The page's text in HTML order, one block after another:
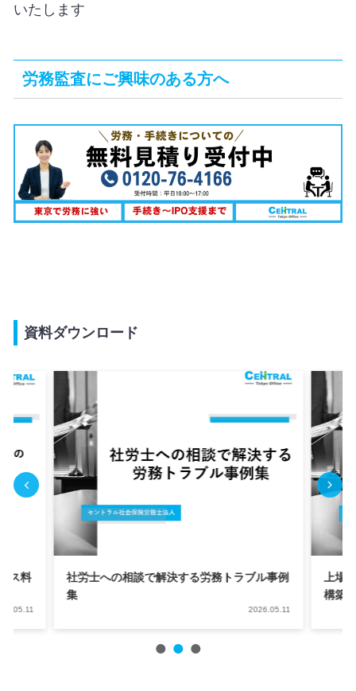
いたします
労務監査にご興味のある方へ
資料ダウンロード
事例
上場(IPO)基準を満たすための労務管理体制
構築のポイント
2026.05.11
セン
金表